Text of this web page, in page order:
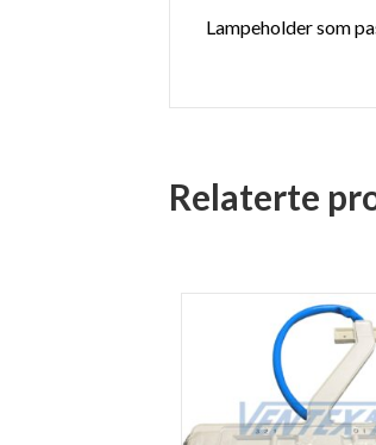
Lampeholder som
Relaterte